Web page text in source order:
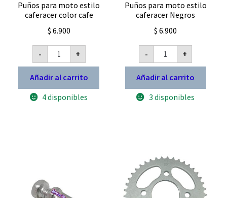
Puños para moto estilo
caferacer color cafe
$ 6.900
-
Puños
para
moto
estilo
caferacer
color
cafe
+
Añadir al carrito
4 disponibles
Puños para moto estilo
caferacer Negros
$ 6.900
-
Puños
para
moto
estilo
caferacer
Negros
cantidad
+
Añadir al carrito
3 disponibles